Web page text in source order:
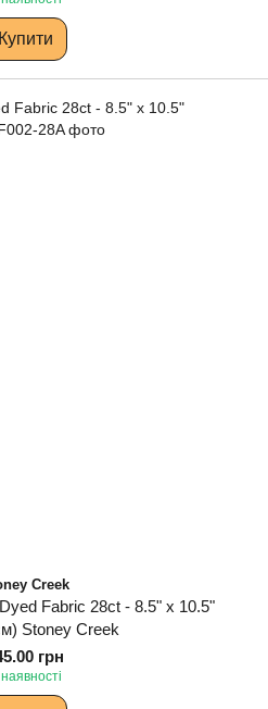
Купити
Creek
Fabric 28ct - 8.5" x 10.5"
Stoney Creek
грн